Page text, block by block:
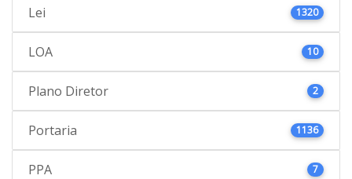
Lei 1320
LOA 10
Plano Diretor 2
Portaria 1136
PPA 7